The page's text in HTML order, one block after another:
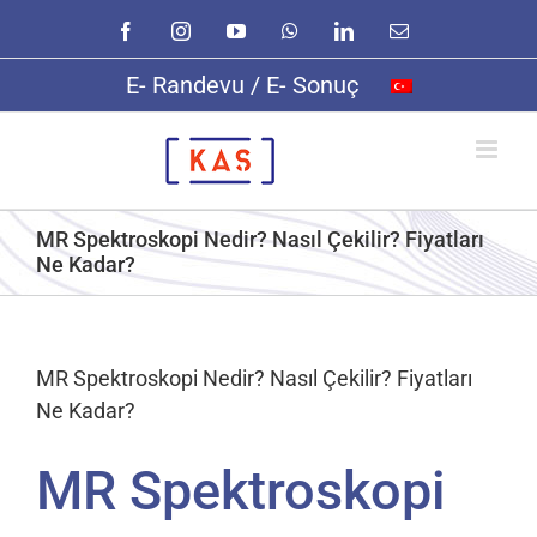
content
FacebookInstagramYouTubeWhatsAppLinkedInE-
E- Randevu / E- Sonuç
MR Spektroskopi Nedir? Nasıl Çekilir? Fiyatları
Ne Kadar?
MR Spektroskopi Nedir? Nasıl Çekilir? Fiyatları
Ne Kadar?
MR Spektroskopi